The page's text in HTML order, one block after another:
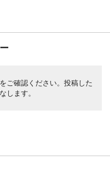
をご確認ください。投稿した
します。